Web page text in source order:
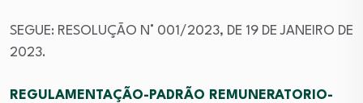
SEGUE: RESOLUÇÃO N° 001/2023, DE 19 DE JANEIRO DE
2023.
REGULAMENTAÇÃO-PADRÃO REMUNERATORIO-